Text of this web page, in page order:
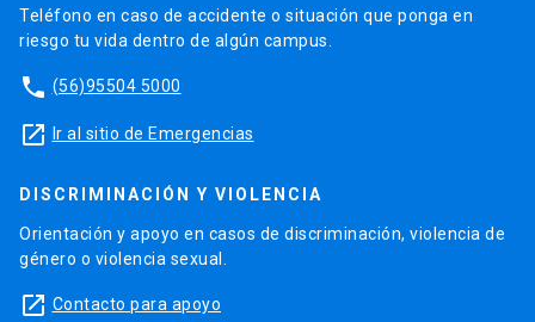
Teléfono en caso de accidente o situación que ponga en
riesgo tu vida dentro de algún campus.
phone (56)95504 5000
launch Ir al sitio de Emergencias
DISCRIMINACIÓN Y VIOLENCIA
Orientación y apoyo en casos de discriminación, violencia de
género o violencia sexual.
launch Contacto para apoyo